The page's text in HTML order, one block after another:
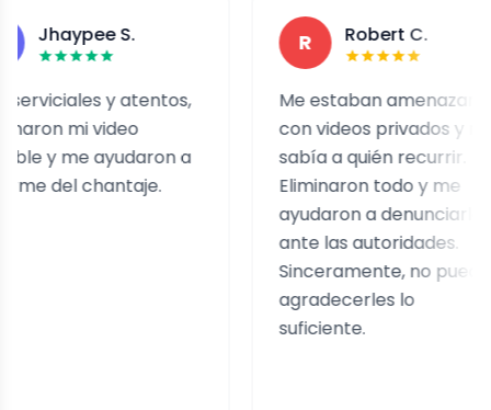
S.
y atentos,
video
ayudaron a
chantaje.
Robert C.
Me estaban amenazando
con videos privados y no
sabía a quién recurrir.
Eliminaron todo y me
ayudaron a denunciarlo
ante las autoridades.
Sinceramente, no puedo
agradecerles lo
suficiente.